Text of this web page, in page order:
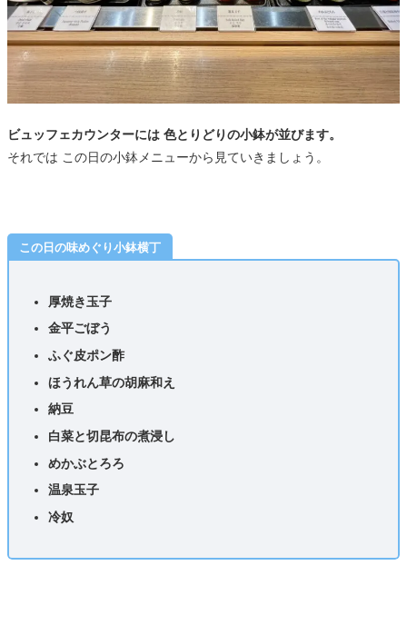
ビュッフェカウンターには 色とりどりの小鉢が並びます。
それでは この日の小鉢メニューから見ていきましょう。
この日の味めぐり小鉢横丁
厚焼き玉子
金平ごぼう
ふぐ皮ポン酢
ほうれん草の胡麻和え
納豆
白菜と切昆布の煮浸し
めかぶとろろ
温泉玉子
冷奴